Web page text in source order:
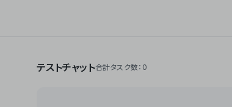
テストチャット合計タスク数：0